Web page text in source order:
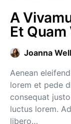
A
Et
Joanna
Aenean
lorem et pede
consequat
luctus lorem.
libero…